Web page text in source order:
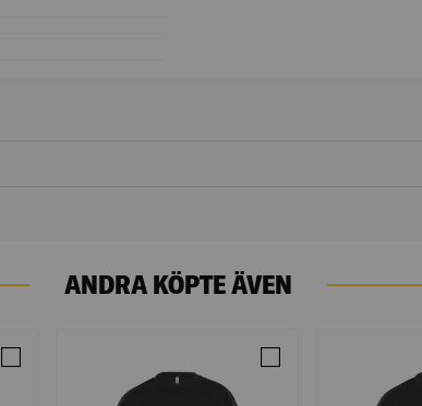
ANDRA KÖPTE ÄVEN
Jämför BASIC ROUNDNECK SVART MJämför BASIC